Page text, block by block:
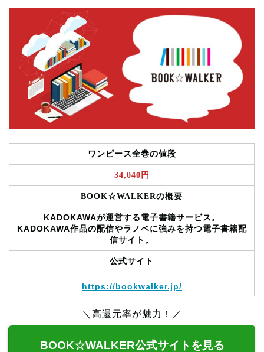
ワンピース全巻の値段
34,040円
BOOK☆WALKERの概要
KADOKAWAが運営する電子書籍サービス。
KADOKAWA作品の配信やラノベに強みを持つ電子書籍配
信サイト。
公式サイト
https://bookwalker.jp/
＼高還元率が魅力！／
BOOK☆WALKER公式サイトを見る